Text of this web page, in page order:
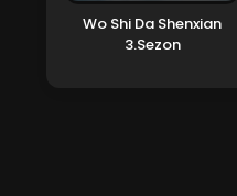
Wo Shi Da Shenxian
3.Sezon